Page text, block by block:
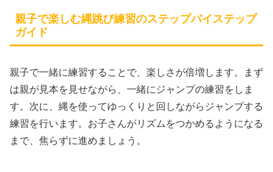
親子で楽しむ縄跳び練習のステップバイステップ
ガイド
親子で一緒に練習することで、楽しさが倍増します。まず
は親が見本を見せながら、一緒にジャンプの練習をしま
す。次に、縄を使ってゆっくりと回しながらジャンプする
練習を行います。お子さんがリズムをつかめるようになる
まで、焦らずに進めましょう。